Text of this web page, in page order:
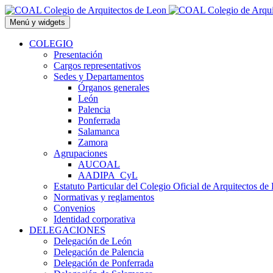
Saltar
al
contenido
Menú y widgets
COLEGIO
Presentación
Cargos representativos
Sedes y Departamentos
Órganos generales
León
Palencia
Ponferrada
Salamanca
Zamora
Agrupaciones
AUCOAL
AADIPA_CyL
Estatuto Particular del Colegio Oficial de Arquitectos de
Normativas y reglamentos
Convenios
Identidad corporativa
DELEGACIONES
Delegación de León
Delegación de Palencia
Delegación de Ponferrada